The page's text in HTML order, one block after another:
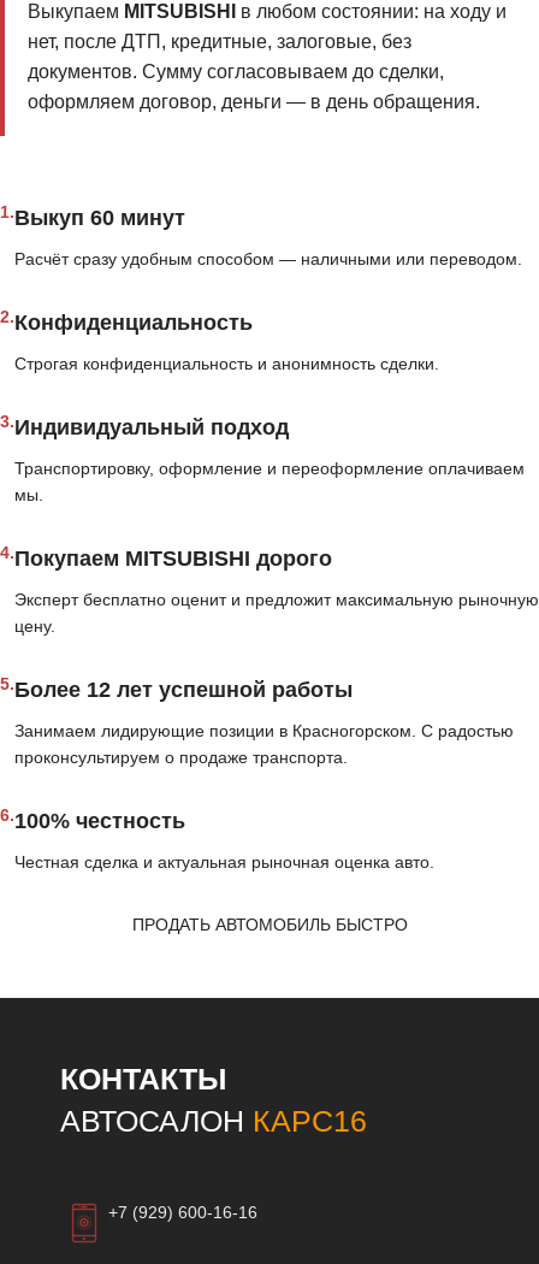
Выкупаем MITSUBISHI
в любом состоянии: на ходу и
нет, после ДТП, кредитные, залоговые, без
документов. Сумму согласовываем до сделки,
оформляем договор, деньги — в день обращения.
1.Выкуп 60 минут
Расчёт сразу удобным способом — наличными или переводом.
2.Конфиденциальность
Строгая конфиденциальность и анонимность сделки.
3.Индивидуальный подход
Транспортировку, оформление и переоформление оплачиваем
мы.
4.Покупаем MITSUBISHI дорого
Эксперт бесплатно оценит и предложит максимальную рыночную
цену.
5.Более 12 лет успешной работы
Занимаем лидирующие позиции в Красногорском. С радостью
проконсультируем о продаже транспорта.
6.100% честность
Честная сделка и актуальная рыночная оценка авто.
ПРОДАТЬ АВТОМОБИЛЬ БЫСТРО
КОНТАКТЫ
АВТОСАЛОН КАРС16
+7 (929) 600-16-16